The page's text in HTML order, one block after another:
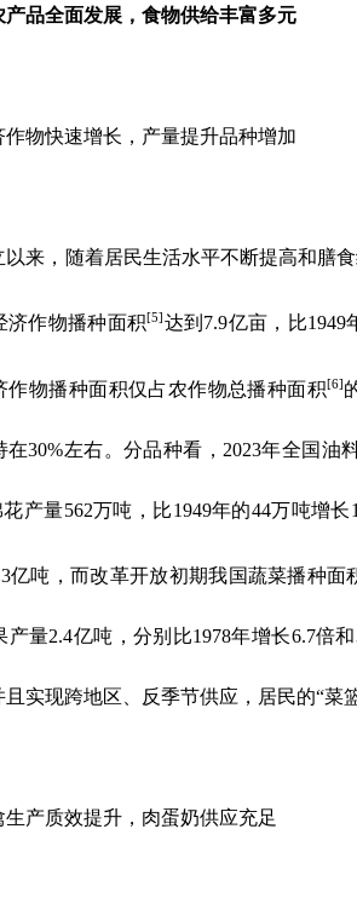
全面发展，食物供给丰富多元
快速增长，产量提升品种增加
，随着居民生活水平不断提高和膳食
济作物播种面积[5] 达到 7.9亿亩，比1949
作物播种面积仅占农作物总播种面积[6]
在30%左右。分品种看， 2023年全国油
产量562万吨，比1949年的44万吨增长
亿吨，而改革开放初期我国蔬菜播种面
产量2.4亿吨，分别比1978年增长6.7倍和
实现跨地区、反季节供应，居民的“菜
质效提升，肉蛋奶供应充足